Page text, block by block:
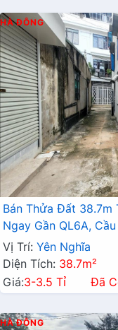
HÀ ĐÔNG
Bán Thửa Đất 38.7m
Ngay Gần QL6A,
Vị Trí: Yên Nghĩa
Diện Tích: 38.7m²
Giá:3-3.5 Tỉ Đã
HÀ ĐÔNG